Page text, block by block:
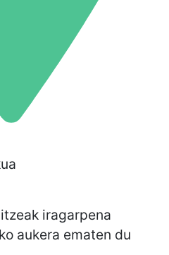
iragarpena
aukera ematen du